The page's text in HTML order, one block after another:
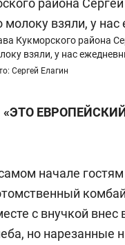
Кукморского района
взяли, у нас
Сергей Елагин
«ЭТО
начале
с внучкой
но нарезанные